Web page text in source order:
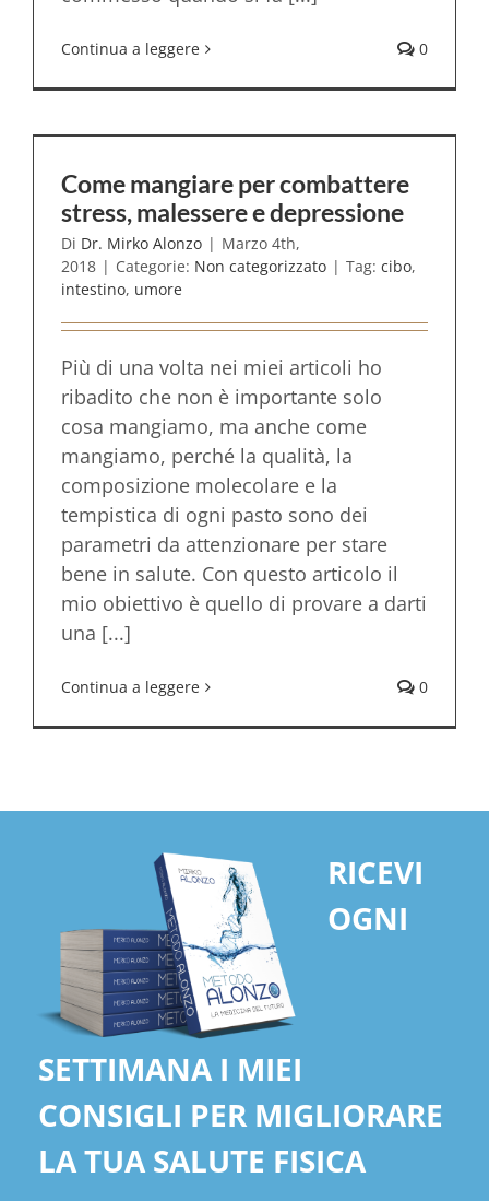
Continua a leggere 0
Come mangiare per combattere
stress, malessere e depressione
Di Dr. Mirko Alonzo | Marzo 4th,
2018 | Categorie: Non categorizzato | Tag: cibo,
intestino, umore
Più di una volta nei miei articoli ho
ribadito che non è importante solo
cosa mangiamo, ma anche come
mangiamo, perché la qualità, la
composizione molecolare e la
tempistica di ogni pasto sono dei
parametri da attenzionare per stare
bene in salute. Con questo articolo il
mio obiettivo è quello di provare a darti
una [...]
Continua a leggere 0
RICEVI
OGNI
SETTIMANA I MIEI
CONSIGLI PER MIGLIORARE
LA TUA SALUTE FISICA